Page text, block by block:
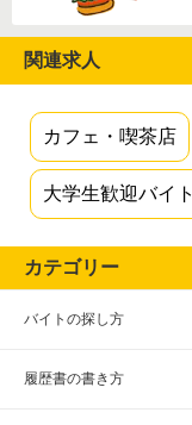
関連求人
カフェ・喫茶店
大学生歓迎バイト
カテゴリー
バイトの探し方
履歴書の書き方